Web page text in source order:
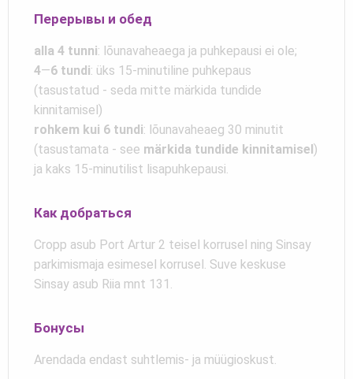
Перерывы и обед
alla 4 tunni: lõunavaheaega ja puhkepausi ei ole;
4—6 tundi: üks 15-minutiline puhkepaus
(tasustatud - seda mitte märkida tundide
kinnitamisel)
rohkem kui 6 tundi: lõunavaheaeg 30 minutit
(tasustamata - see märkida tundide kinnitamisel)
ja kaks 15-minutilist lisapuhkepausi.
Как добраться
Cropp asub Port Artur 2 teisel korrusel ning Sinsay
parkimismaja esimesel korrusel. Suve keskuse
Sinsay asub Riia mnt 131.
Бонусы
Arendada endast suhtlemis- ja müügioskust.